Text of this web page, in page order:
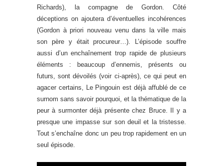
Richards), la compagne de Gordon. Côté
déceptions on ajoutera d’éventuelles incohérences
(Gordon à priori nouveau venu dans la ville mais
son père y était procureur…). L’épisode souffre
aussi d’un enchaînement trop rapide de plusieurs
éléments : beaucoup d’ennemis, présents ou
futurs, sont dévoilés (voir ci-après), ce qui peut en
agacer certains, Le Pingouin est déjà affublé de ce
surnom sans savoir pourquoi, et la thématique de la
peur à surmonter déjà présente chez Bruce. Il y a
presque une impasse sur son deuil et la tristesse.
Tout s’enchaîne donc un peu trop rapidement en un
seul épisode.